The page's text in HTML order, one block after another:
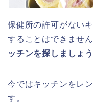
保健所の許可がない
することはできませ
ッチンを探しましょう
今ではキッチンをレ
す。